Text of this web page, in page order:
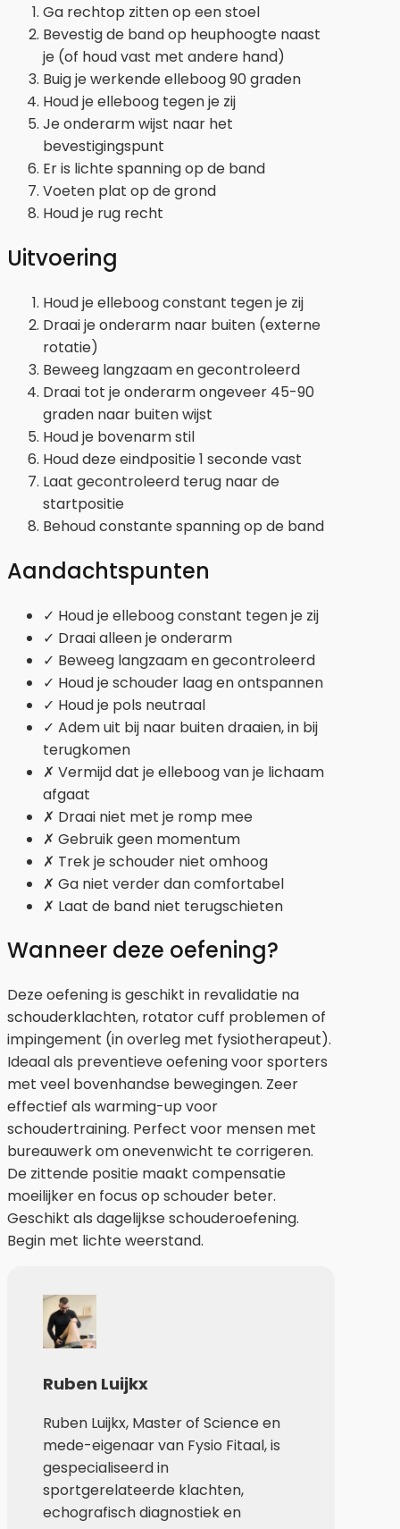
Ga rechtop zitten op een stoel
Bevestig de band op heuphoogte naast
je (of houd vast met andere hand)
Buig je werkende elleboog 90 graden
Houd je elleboog tegen je zij
Je onderarm wijst naar het
bevestigingspunt
Er is lichte spanning op de band
Voeten plat op de grond
Houd je rug recht
Uitvoering
Houd je elleboog constant tegen je zij
Draai je onderarm naar buiten (externe
rotatie)
Beweeg langzaam en gecontroleerd
Draai tot je onderarm ongeveer 45-90
graden naar buiten wijst
Houd je bovenarm stil
Houd deze eindpositie 1 seconde vast
Laat gecontroleerd terug naar de
startpositie
Behoud constante spanning op de band
Aandachtspunten
✓ Houd je elleboog constant tegen je zij
✓ Draai alleen je onderarm
✓ Beweeg langzaam en gecontroleerd
✓ Houd je schouder laag en ontspannen
✓ Houd je pols neutraal
✓ Adem uit bij naar buiten draaien, in bij
terugkomen
✗ Vermijd dat je elleboog van je lichaam
afgaat
✗ Draai niet met je romp mee
✗ Gebruik geen momentum
✗ Trek je schouder niet omhoog
✗ Ga niet verder dan comfortabel
✗ Laat de band niet terugschieten
Wanneer deze oefening?
Deze oefening is geschikt in revalidatie na
schouderklachten, rotator cuff problemen of
impingement (in overleg met fysiotherapeut).
Ideaal als preventieve oefening voor sporters
met veel bovenhandse bewegingen. Zeer
effectief als warming-up voor
schoudertraining. Perfect voor mensen met
bureauwerk om onevenwicht te corrigeren.
De zittende positie maakt compensatie
moeilijker en focus op schouder beter.
Geschikt als dagelijkse schouderoefening.
Begin met lichte weerstand.
Ruben Luijkx
Ruben Luijkx, Master of Science en
mede-eigenaar van Fysio Fitaal, is
gespecialiseerd in
sportgerelateerde klachten,
echografisch diagnostiek en